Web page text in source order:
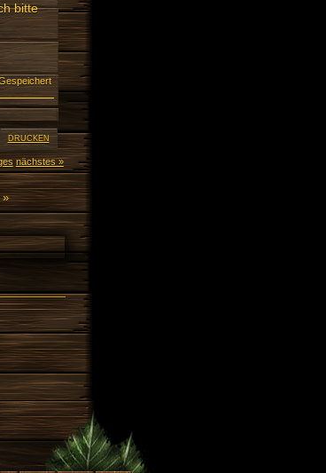
bitte
DRUCKEN
nächstes »
»